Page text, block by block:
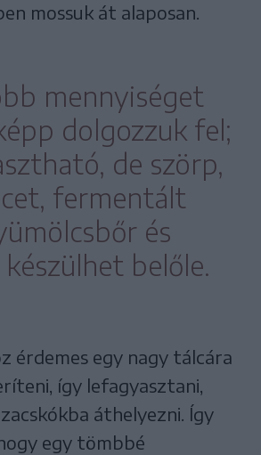
mossuk át alaposan.
mennyiséget
dolgozzuk fel;
de szörp,
fermentált
és
készülhet belőle.
érdemes egy nagy tálcára
így lefagyasztani,
áthelyezni. Így
egy tömbbé